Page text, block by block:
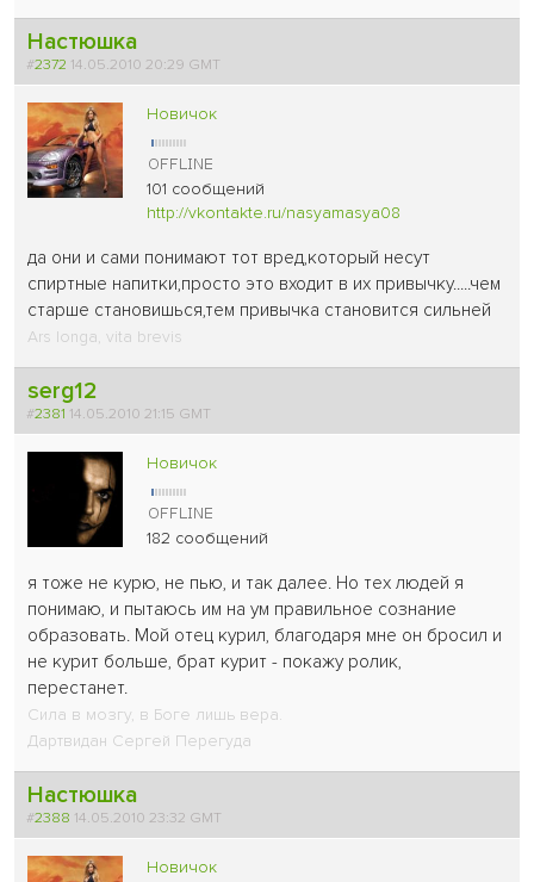
Настюшка
#2372 14.05.2010 20:29 GMT
Новичок
101 сообщений
http://vkontakte.ru/nasyamasya08
да они и сами понимают тот вред,который несут
спиртные напитки,просто это входит в их привычку.....чем
старше становишься,тем привычка становится сильней
Ars longa, vita brevis
serg12
#2381 14.05.2010 21:15 GMT
Новичок
182 сообщений
я тоже не курю, не пью, и так далее. Но тех людей я
понимаю, и пытаюсь им на ум правильное сознание
образовать. Мой отец курил, благодаря мне он бросил и
не курит больше, брат курит - покажу ролик,
перестанет.
Сила в мозгу, в Боге лишь вера.
Дартвидан Сергей Перегуда
Настюшка
#2388 14.05.2010 23:32 GMT
Новичок